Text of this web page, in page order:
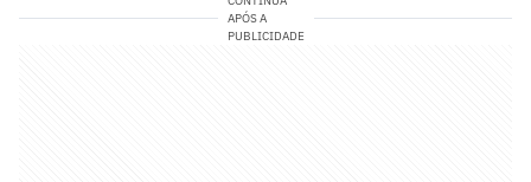
APÓS A
PUBLICIDADE